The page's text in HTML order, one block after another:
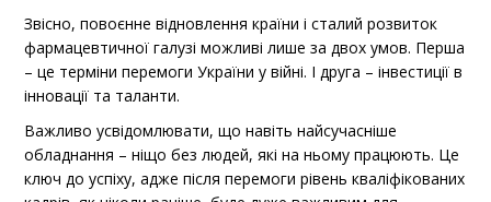
Звісно, повоєнне відновлення країни і сталий розвиток
фармацевтичної галузі можливі лише за двох умов. Перша
– це терміни перемоги України у війні. І друга – інвестиції в
інновації та таланти.
Важливо усвідомлювати, що навіть найсучасніше
обладнання – ніщо без людей, які на ньому працюють. Це
ключ до успіху, адже після перемоги рівень кваліфікованих